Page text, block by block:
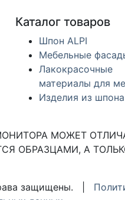
Каталог товаров
Шпон ALPI
Мебельные
Лакокрасочные
материалы для
Изделия из шпона
МОЖЕТ
ОБРАЗЦАМИ, А
защищены. |